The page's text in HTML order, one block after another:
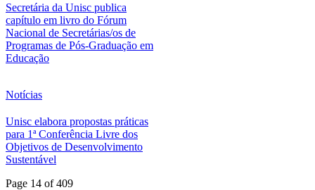
Secretária da Unisc publica
capítulo em livro do Fórum
Nacional de Secretárias/os de
Programas de Pós-Graduação em
Educação
Notícias
Unisc elabora propostas práticas
para 1ª Conferência Livre dos
Objetivos de Desenvolvimento
Sustentável
Page 14 of 409